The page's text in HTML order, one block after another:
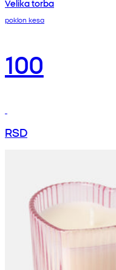
Velika torba
poklon kesa
100
RSD